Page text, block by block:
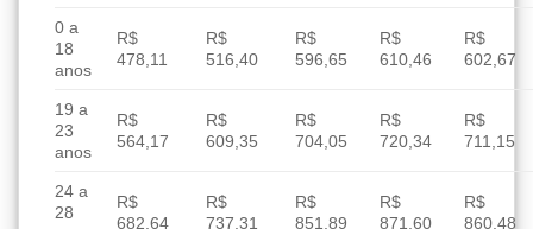
0 a
18
anos
R$
478,11
R$
516,40
R$
596,65
R$
610,46
R$
602,67
19 a
23
anos
R$
564,17
R$
609,35
R$
704,05
R$
720,34
R$
711,15
24 a
28
R$
682,64
R$
737,31
R$
851,89
R$
871,60
R$
860,48